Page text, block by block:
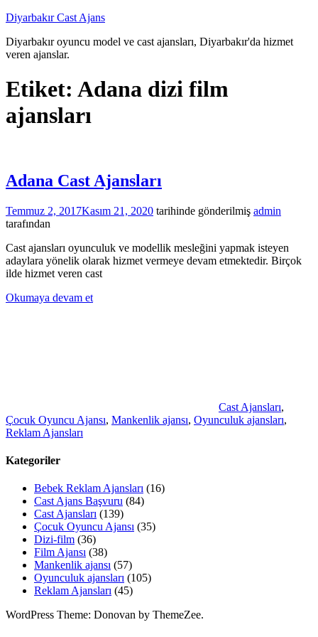
İçeriğe
Diyarbakır Cast Ajans
Diyarbakır oyuncu model ve cast ajansları, Diyarbakır'da hizmet
veren ajanslar.
Etiket: Adana dizi film
ajansları
Adana Cast Ajansları
Temmuz 2, 2017Kasım 21, 2020 tarihinde gönderilmiş admin
tarafından
Cast ajansları oyunculuk ve modellik mesleğini yapmak isteyen
adaylara yönelik olarak hizmet vermeye devam etmektedir. Birçok
ilde hizmet veren cast
Okumaya devam et
Cast Ajansları,
Çocuk Oyuncu Ajansı, Mankenlik ajansı, Oyunculuk ajansları,
Reklam Ajansları
Kategoriler
Bebek Reklam Ajansları (16)
Cast Ajans Başvuru (84)
Cast Ajansları (139)
Çocuk Oyuncu Ajansı (35)
Dizi-film (36)
Film Ajansı (38)
Mankenlik ajansı (57)
Oyunculuk ajansları (105)
Reklam Ajansları (45)
WordPress Theme: Donovan by ThemeZee.